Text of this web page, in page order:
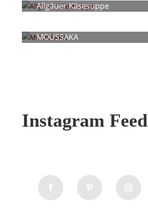
Allgäuer Käsesuppe
MOUSSAKA
Instagram Feed